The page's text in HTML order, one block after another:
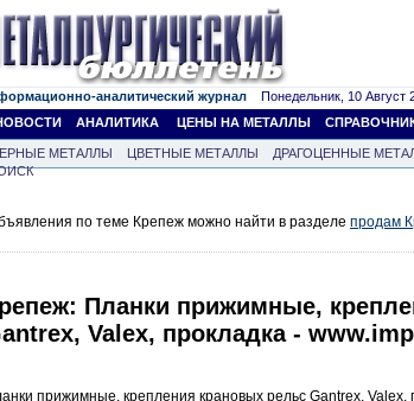
аналитический журнал Понедельник, 10 Август
АНАЛИТИКА ЦЕНЫ НА МЕТАЛЛЫ
МЕТАЛЛЫ ЦВЕТНЫЕ МЕТАЛЛЫ ДРАГОЦЕННЫЕ
по теме Крепеж можно найти в разделе продам
Планки прижимные,
Valex, прокладка -
прижимные, крепления крановых рельс Gantrex, Valex,